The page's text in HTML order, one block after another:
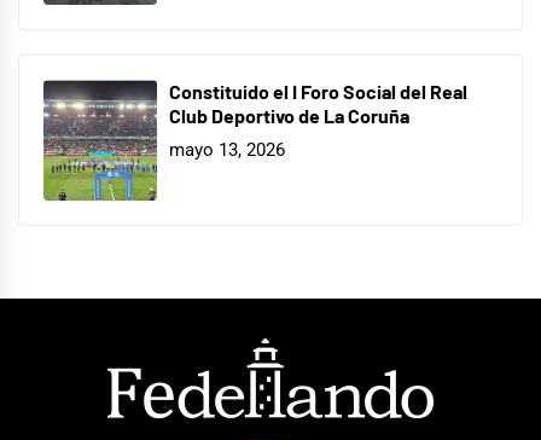
Constituido el I Foro Social del Real
Club Deportivo de La Coruña
mayo 13, 2026